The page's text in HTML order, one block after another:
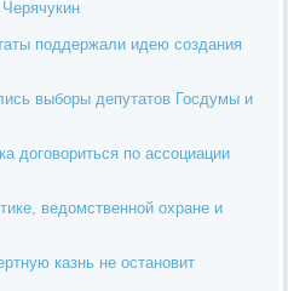
поддержали идею создания
выборы депутатов Госдумы и
договориться по ассоциации
ведомственной охране и
казнь не остановит